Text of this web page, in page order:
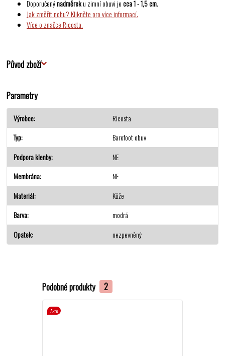
Doporučenýnadměreku zimní obuvi jecca 1 - 1,5 cm.
Jak změřit nohu? Klikněte pro více informací.
Více o značce Ricosta.
Původ zboží
Parametry
Výrobce
Ricosta
Typ
Barefoot obuv
Podpora klenby
NE
Membrána
NE
Materiál
Kůže
Barva
modrá
Opatek
nezpevněný
Podobné produkty 2
Akce